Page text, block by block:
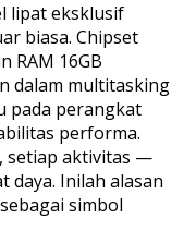
lipat eksklusif
biasa. Chipset
RAM 16GB
dalam multitasking
pada perangkat
performa.
setiap aktivitas —
daya. Inilah alasan
simbol